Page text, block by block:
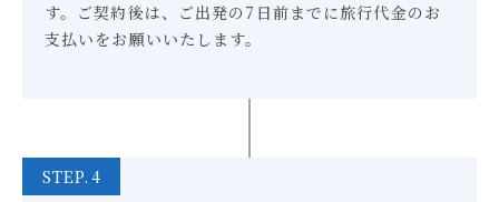
す。ご契約後は、ご出発の7日前までに旅行代金のお
支払いをお願いいたします。
STEP.4